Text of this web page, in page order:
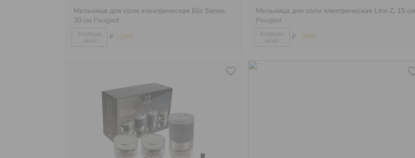
₽ -24%
Мельница для соли электрическая Elis Sense,
20 см Peugeot
₽ -24%
Мельница для соли электрическая Line Z, 15 см
Peugeot